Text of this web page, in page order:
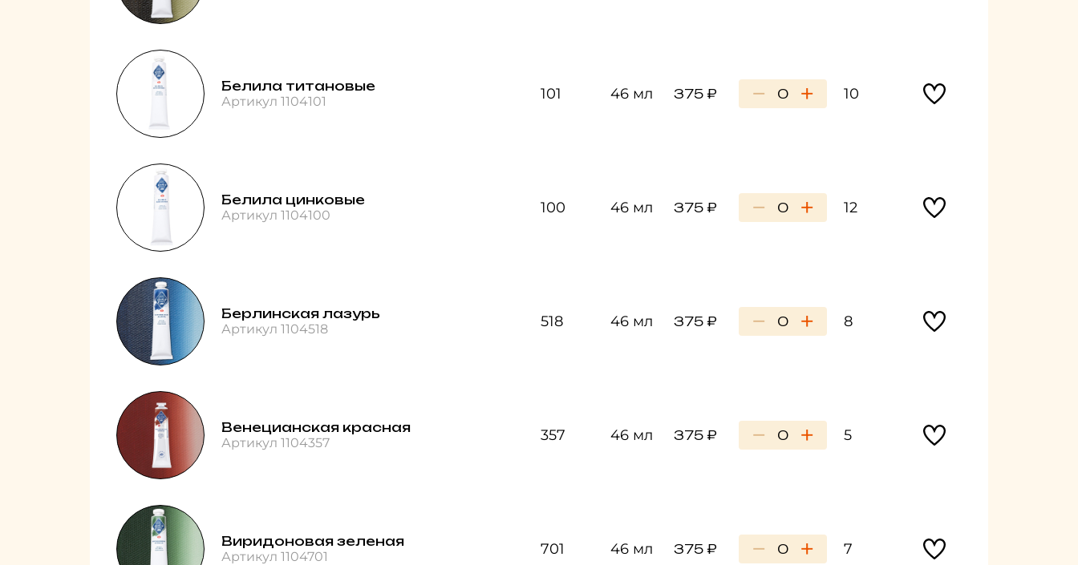
Белила титановые
Артикул 1104101 101 46 мл 375 ₽ − + 10
Белила цинковые
Артикул 1104100 100 46 мл 375 ₽ − + 12
Берлинская лазурь
Артикул 1104518 518 46 мл 375 ₽ − + 8
Венецианская красная
Артикул 1104357 357 46 мл 375 ₽ − + 5
Виридоновая зеленая
Артикул 1104701 701 46 мл 375 ₽ − + 7